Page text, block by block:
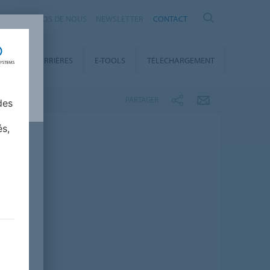
CONTACT
CARRIÈRES E-TOOLS TÉLÉCHARGEMENT